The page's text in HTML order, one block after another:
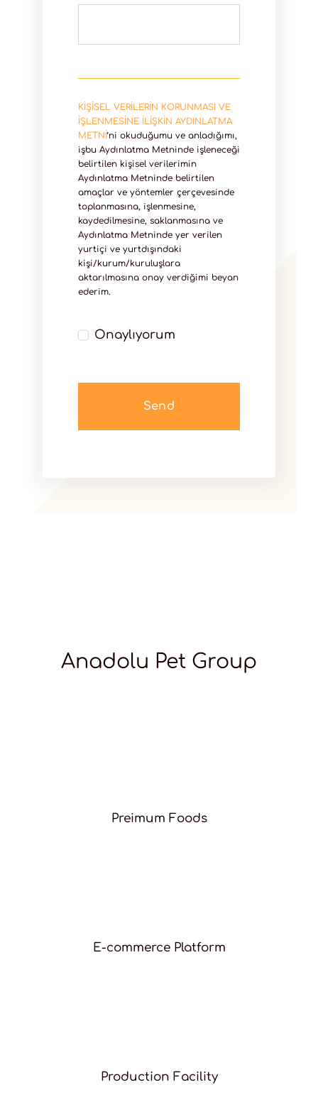
KİŞİSEL VERİLERİN KORUNMASI VE
İŞLENMESİNE İLİŞKİN AYDINLATMA
METNİ ’ni okuduğumu ve anladığımı,
işbu Aydınlatma Metninde işleneceği
belirtilen kişisel verilerimin
Aydınlatma Metninde belirtilen
amaçlar ve yöntemler çerçevesinde
toplanmasına, işlenmesine,
kaydedilmesine, saklanmasına ve
Aydınlatma Metninde yer verilen
yurtiçi ve yurtdışındaki
kişi/kurum/kuruluşlara
aktarılmasına onay verdiğimi beyan
ederim.
Onaylıyorum
Send
Anadolu Pet Group
Preimum Foods
E-commerce Platform
Production Facility